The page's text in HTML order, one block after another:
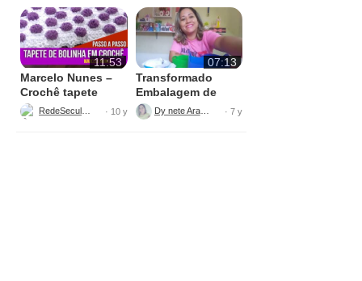
11:53
Marcelo Nunes –
Crochê tapete
bolinha Parte 1
· 10 y
07:13
Transformado
Embalagem de
Sabão
Dy nete Araújo · 7 y